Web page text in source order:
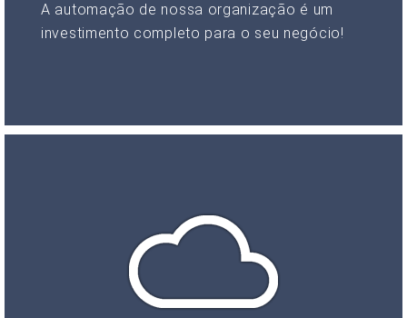
A automação de nossa organização é um
investimento completo para o seu negócio!